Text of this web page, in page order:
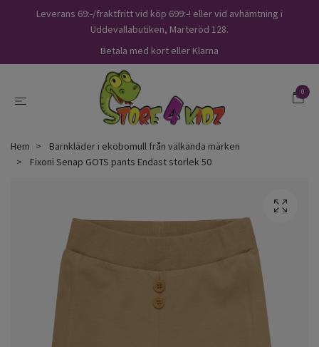
Leverans 69:-/fraktfritt vid köp 699:-! eller vid avhämtning i
Uddevallabutiken, Marteröd 128.
Betala med kort eller Klarna
0
Hem
Barnkläder i ekobomull från välkända märken
Fixoni Senap GOTS pants Endast storlek 50